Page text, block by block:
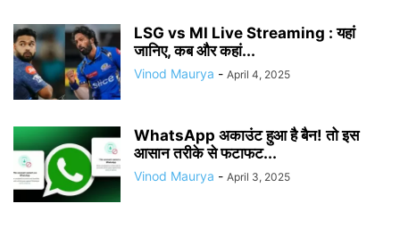
LSG vs MI Live Streaming : यहां
जानिए, कब और कहां...
Vinod Maurya - April 4, 2025
WhatsApp अकाउंट हुआ है बैन! तो इस
आसान तरीके से फटाफट...
Vinod Maurya - April 3, 2025